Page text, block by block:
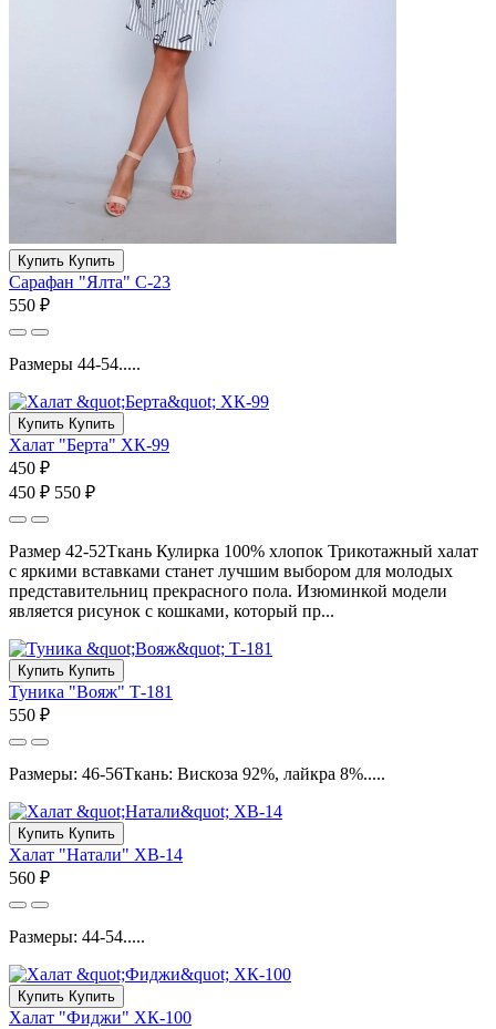
Купить Купить
Сарафан "Ялта" С-23
550 ₽
Размеры 44-54.....
Купить Купить
Халат "Берта" ХК-99
450 ₽
450 ₽ 550 ₽
Размер 42-52Ткань Кулирка 100% хлопок Трикотажный халат
с яркими вставками станет лучшим выбором для молодых
представительниц прекрасного пола. Изюминкой модели
является рисунок с кошками, который пр...
Купить Купить
Туника "Вояж" Т-181
550 ₽
Размеры: 46-56Ткань: Вискоза 92%, лайкра 8%.....
Купить Купить
Халат "Натали" ХВ-14
560 ₽
Размеры: 44-54.....
Купить Купить
Халат "Фиджи" ХК-100